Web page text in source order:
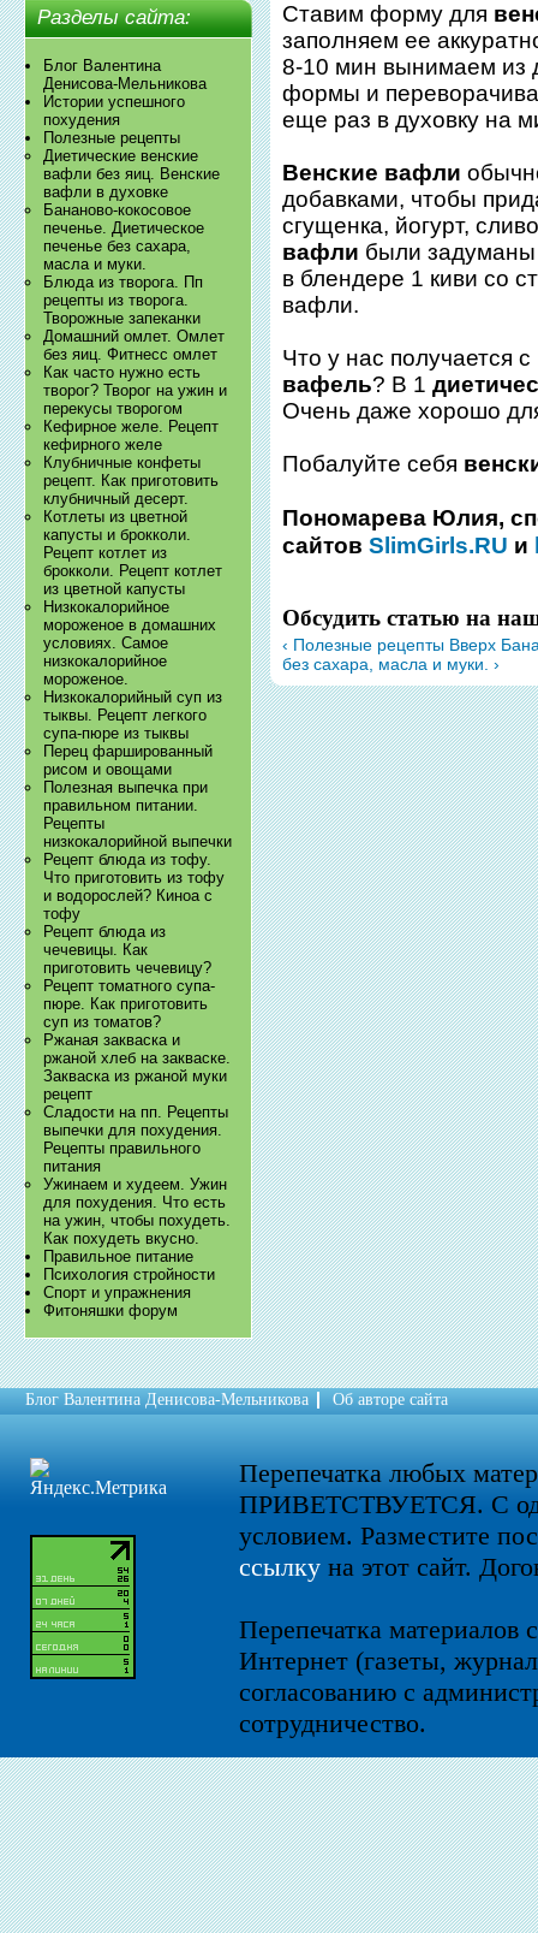
Разделы сайта:
Блог Валентина
Денисова-Мельникова
Истории успешного
похудения
Полезные рецепты
Диетические венские
вафли без яиц. Венские
вафли в духовке
Бананово-кокосовое
печенье. Диетическое
печенье без сахара,
масла и муки.
Блюда из творога. Пп
рецепты из творога.
Творожные запеканки
Домашний омлет. Омлет
без яиц. Фитнесс омлет
Как часто нужно есть
творог? Творог на ужин и
перекусы творогом
Кефирное желе. Рецепт
кефирного желе
Клубничные конфеты
рецепт. Как приготовить
клубничный десерт.
Котлеты из цветной
капусты и брокколи.
Рецепт котлет из
брокколи. Рецепт котлет
из цветной капусты
Низкокалорийное
мороженое в домашних
условиях. Самое
низкокалорийное
мороженое.
Низкокалорийный суп из
тыквы. Рецепт легкого
супа-пюре из тыквы
Перец фаршированный
рисом и овощами
Полезная выпечка при
правильном питании.
Рецепты
низкокалорийной выпечки
Рецепт блюда из тофу.
Что приготовить из тофу
и водорослей? Киноа с
тофу
Рецепт блюда из
чечевицы. Как
приготовить чечевицу?
Рецепт томатного супа-
пюре. Как приготовить
суп из томатов?
Ржаная закваска и
ржаной хлеб на закваске.
Закваска из ржаной муки
рецепт
Сладости на пп. Рецепты
выпечки для похудения.
Рецепты правильного
питания
Ужинаем и худеем. Ужин
для похудения. Что есть
на ужин, чтобы похудеть.
Как похудеть вкусно.
Правильное питание
Психология стройности
Спорт и упражнения
Фитоняшки форум
Ставим форму для
заполняем ее
8-10 мин вынимаем из
формы и
еще раз в духовку на
Венские вафли
добавками, чтобы
сгущенка, йогурт,
вафли были задуманы
в блендере 1 киви со
вафли.
Что у нас получается с
вафель? В 1
Очень даже хорошо
Побалуйте себя
Пономарева Юлия,
сайтовSlimGirls.RU и
Обсудить статью на
‹ Полезные рецепты Вверх
без сахара, масла и муки. ›
Блог Валентина Денисова-Мельникова Об авторе сайта
Перепечатка любых
ПРИВЕТСТВУЕТСЯ. С
условием. Разместите
ссылкуна этот сайт.
Перепечатка материалов
Интернет (газеты,
согласованию с
сотрудничество.